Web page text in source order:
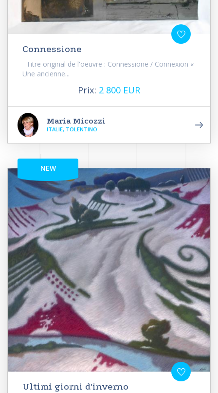
Connessione
Titre original de l'oeuvre : Connessione / Connexion «
Une ancienne...
Prix: 2 800 EUR
Maria Micozzi
ITALIE, TOLENTINO
NEW
Ultimi giorni d'inverno